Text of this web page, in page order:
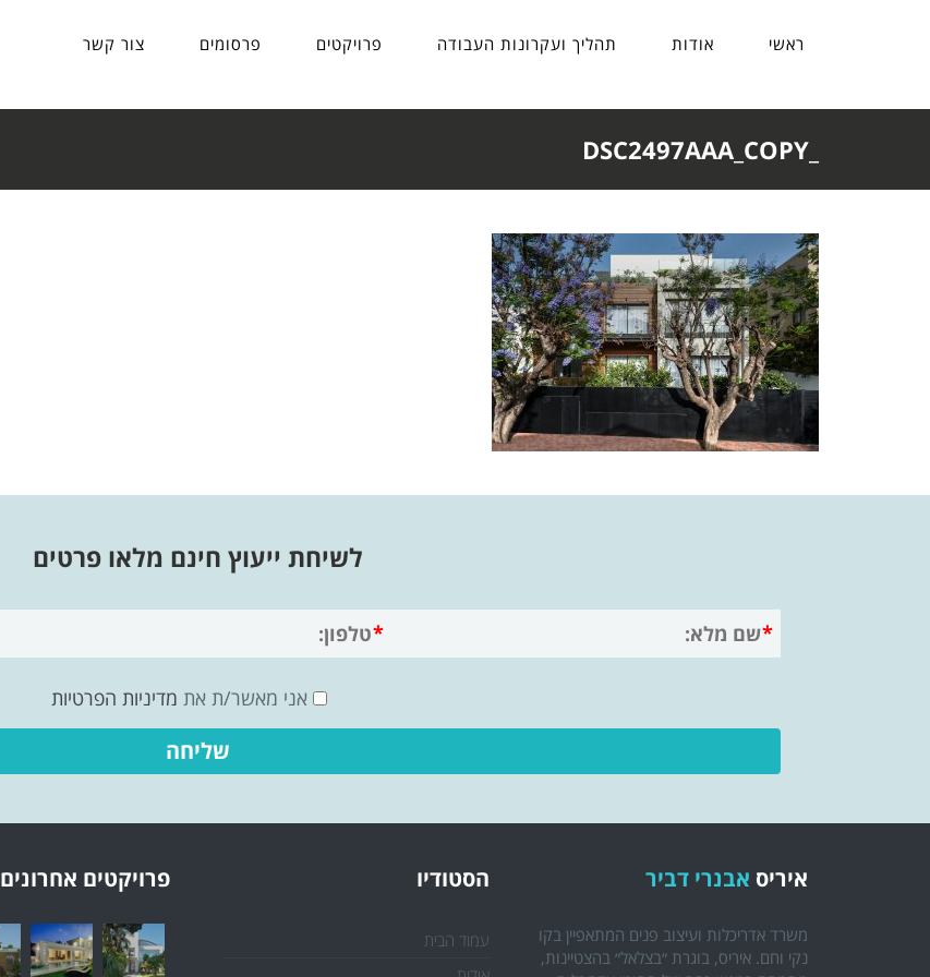
ראשי אודות תהליך ועקרונות העבודה פרויקטים פרסומים צור קשר
לשיחת ייעוץ חינם מלאו פרטים
אני מאשר/ת את מדיניות הפרטיות
איריס אבנרי דביר
משרד אדריכלות ועיצוב פנים המתאפיין בקו
נקי וחם. איריס, בוגרת ״בצלאל״ בהצטיינות,
הסטודיו
עמוד הבית
פרויקטים אחרונים